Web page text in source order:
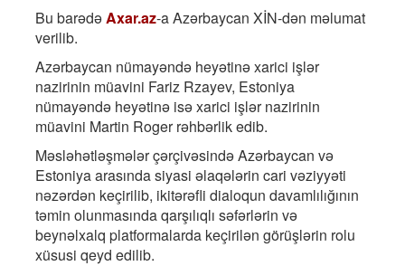
Bu barədəAxar.az-a Azərbaycan XİN-dən məlumat
verilib.
Azərbaycan nümayəndə heyətinə xarici işlər
nazirinin müavini Fariz Rzayev, Estoniya
nümayəndə heyətinə isə xarici işlər nazirinin
müavini Martin Roger rəhbərlik edib.
Məsləhətləşmələr çərçivəsində Azərbaycan və
Estoniya arasında siyasi əlaqələrin cari vəziyyəti
nəzərdən keçirilib, ikitərəfli dialoqun davamlılığının
təmin olunmasında qarşılıqlı səfərlərin və
beynəlxalq platformalarda keçirilən görüşlərin rolu
xüsusi qeyd edilib.